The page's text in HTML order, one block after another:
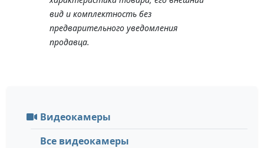
вид и комплектность без
предварительного уведомления
продавца.
Видеокамеры
Все видеокамеры